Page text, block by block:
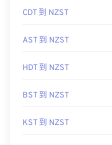
CDT 到 NZST
AST 到 NZST
HDT 到 NZST
BST 到 NZST
KST 到 NZST